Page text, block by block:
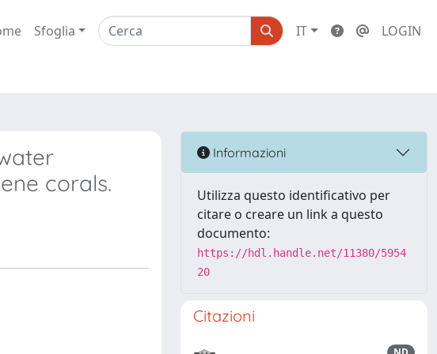
Sfoglia IT LOGIN
corals.
Informazioni
Utilizza questo identificativo per
citare o creare un link a questo
documento:
https://hdl.handle.net/11380/5954
20
Citazioni